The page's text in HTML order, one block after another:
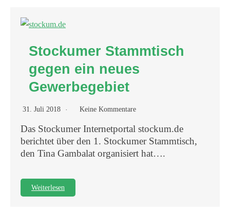
Stockumer Stammtisch
gegen ein neues
Gewerbegebiet
31. Juli 2018 Keine Kommentare
Das Stockumer Internetportal stockum.de
berichtet über den 1. Stockumer Stammtisch,
den Tina Gambalat organisiert hat….
Weiterlesen